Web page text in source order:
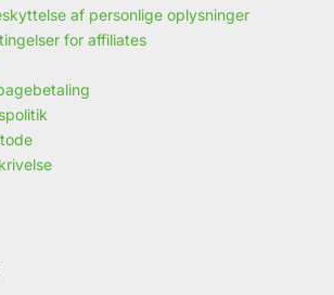
af personlige oplysninger
for affiliates